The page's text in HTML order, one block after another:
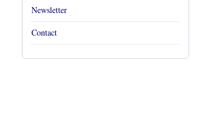
Newsletter
Contact